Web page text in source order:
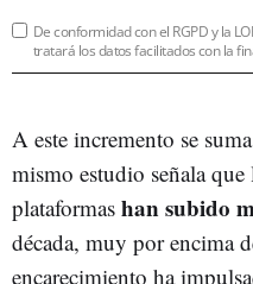
De conformidad con el RGPD y la
tratará los datos facilitados con la
A este incremento se
mismo estudio señala
plataformas han subido
década, muy por encima
encarecimiento ha